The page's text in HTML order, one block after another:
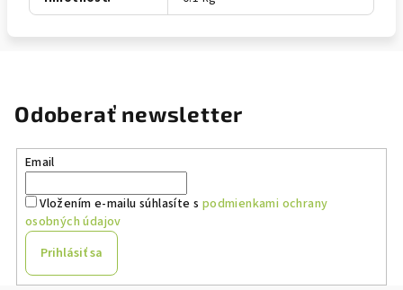
Odoberať newsletter
Email
Vložením e-mailu súhlasíte s podmienkami ochrany
osobných údajov
Prihlásiť sa